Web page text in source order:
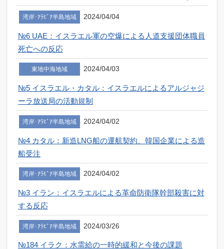
湾岸･ｱﾗﾋﾞｱ半島地域 2024/04/04
№6 UAE：イスラエル軍の空爆による人道支援団体職員
死亡への反応
東地中海地域 2024/04/03
№5 イスラエル・カタル：イスラエルによるアルジャジ
ーラ放送局の活動規制
湾岸･ｱﾗﾋﾞｱ半島地域 2024/04/02
№4 カタル：新造LNG船の運航契約、韓国企業による造
船受注
湾岸･ｱﾗﾋﾞｱ半島地域 2024/04/02
№3 イラン：イスラエルによる革命防衛隊幹部殺害に対
する反応
湾岸･ｱﾗﾋﾞｱ半島地域 2024/03/26
№184 イラク：水需給の一時的緩和と今後の課題